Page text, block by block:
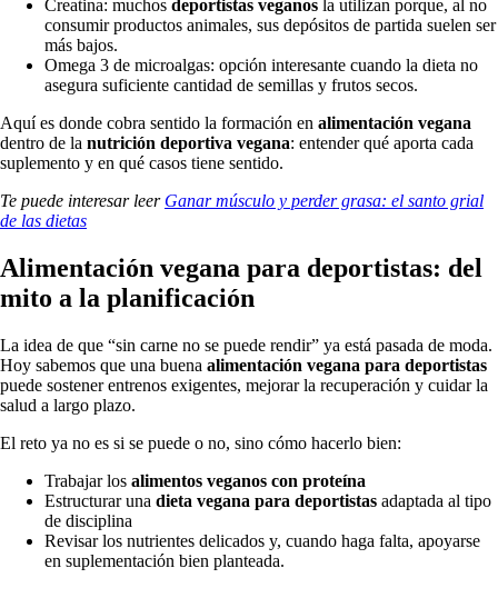
Creatina: muchos deportistas veganos la utilizan porque, al no
consumir productos animales, sus depósitos de partida suelen ser
más bajos.
Omega 3 de microalgas: opción interesante cuando la dieta no
asegura suficiente cantidad de semillas y frutos secos.
Aquí es donde cobra sentido la formación en alimentación vegana
dentro de la nutrición deportiva vegana: entender qué aporta cada
suplemento y en qué casos tiene sentido.
Te puede interesar leer Ganar músculo y perder grasa: el santo grial
de las dietas
Alimentación vegana para deportistas: del
mito a la planificación
La idea de que “sin carne no se puede rendir” ya está pasada de moda.
Hoy sabemos que una buena alimentación vegana para deportistas
puede sostener entrenos exigentes, mejorar la recuperación y cuidar la
salud a largo plazo.
El reto ya no es si se puede o no, sino cómo hacerlo bien:
Trabajar los alimentos veganos con proteína
Estructurar una dieta vegana para deportistas adaptada al tipo
de disciplina
Revisar los nutrientes delicados y, cuando haga falta, apoyarse
en suplementación bien planteada.